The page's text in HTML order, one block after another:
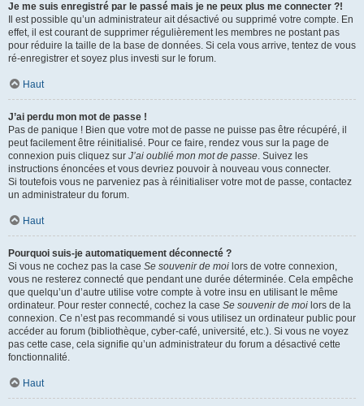
Je me suis enregistré par le passé mais je ne peux plus me connecter ?!
Il est possible qu’un administrateur ait désactivé ou supprimé votre compte. En
effet, il est courant de supprimer régulièrement les membres ne postant pas
pour réduire la taille de la base de données. Si cela vous arrive, tentez de vous
ré-enregistrer et soyez plus investi sur le forum.
Haut
J’ai perdu mon mot de passe !
Pas de panique ! Bien que votre mot de passe ne puisse pas être récupéré, il
peut facilement être réinitialisé. Pour ce faire, rendez vous sur la page de
connexion puis cliquez sur J’ai oublié mon mot de passe. Suivez les
instructions énoncées et vous devriez pouvoir à nouveau vous connecter.
Si toutefois vous ne parveniez pas à réinitialiser votre mot de passe, contactez
un administrateur du forum.
Haut
Pourquoi suis-je automatiquement déconnecté ?
Si vous ne cochez pas la case Se souvenir de moi lors de votre connexion,
vous ne resterez connecté que pendant une durée déterminée. Cela empêche
que quelqu’un d’autre utilise votre compte à votre insu en utilisant le même
ordinateur. Pour rester connecté, cochez la case Se souvenir de moi lors de la
connexion. Ce n’est pas recommandé si vous utilisez un ordinateur public pour
accéder au forum (bibliothèque, cyber-café, université, etc.). Si vous ne voyez
pas cette case, cela signifie qu’un administrateur du forum a désactivé cette
fonctionnalité.
Haut